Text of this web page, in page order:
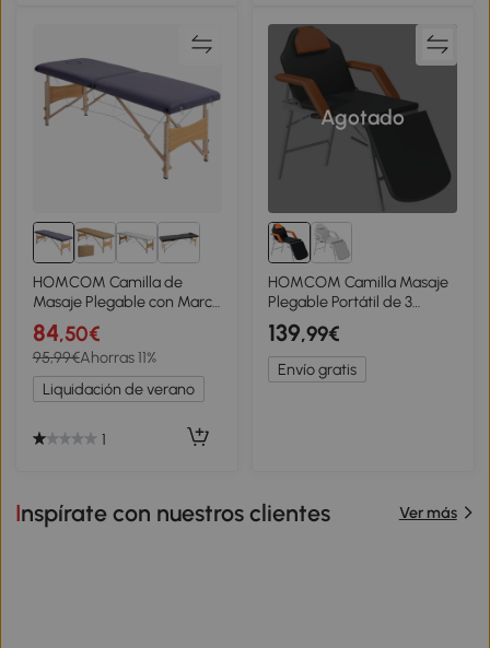
HOMCOM Camilla de
Masaje Plegable con Marco
de Madera con Altura
Regulable y Bolsa de
Transporte 186x60x61-87
cm Púrpura
84,50€
95,99€Ahorras 11%
Liquidación de verano
1
Agotado
HOMCOM Camilla Masaje
Plegable Portátil de 3
Zonas con Respaldo
Ajustable Reposacabezas
Reposabrazos 182x82x68
cm Naranja
139,99€
Envío gratis
Inspírate con nuestros clientes Ver más